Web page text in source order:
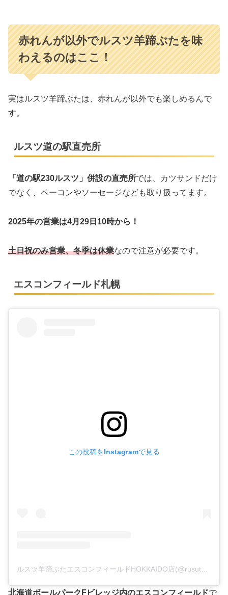
赤れんが以外でルスツ羊蹄ぶたを味
わえるのはここ！
実はルスツ羊蹄ぶたは、赤れんが以外でも楽しめるんで
す。
ルスツ道の駅直売所
「道の駅230ルスツ」併設の直売所では、カツサンドだけ
でなく、ベーコンやソーセージなども取り扱ってます。
2025年の営業は4月29日10時から！
土日祝のみ営業、冬季は休業なので注意が必要です。
エスコンフィールド札幌
この投稿をInstagramで見る
北海道ボールパークFビレッジ内のエスコンフィールドで